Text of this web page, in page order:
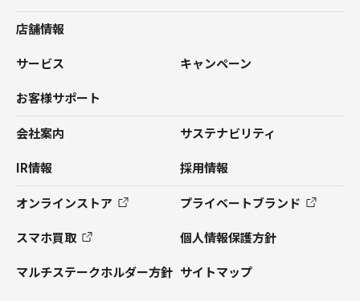
店舗情報
サービス キャンペーン
お客様サポート
会社案内 サステナビリティ
IR情報 採用情報
オンラインストア プライベートブランド
スマホ買取 個人情報保護方針
マルチステークホルダー方針 サイトマップ